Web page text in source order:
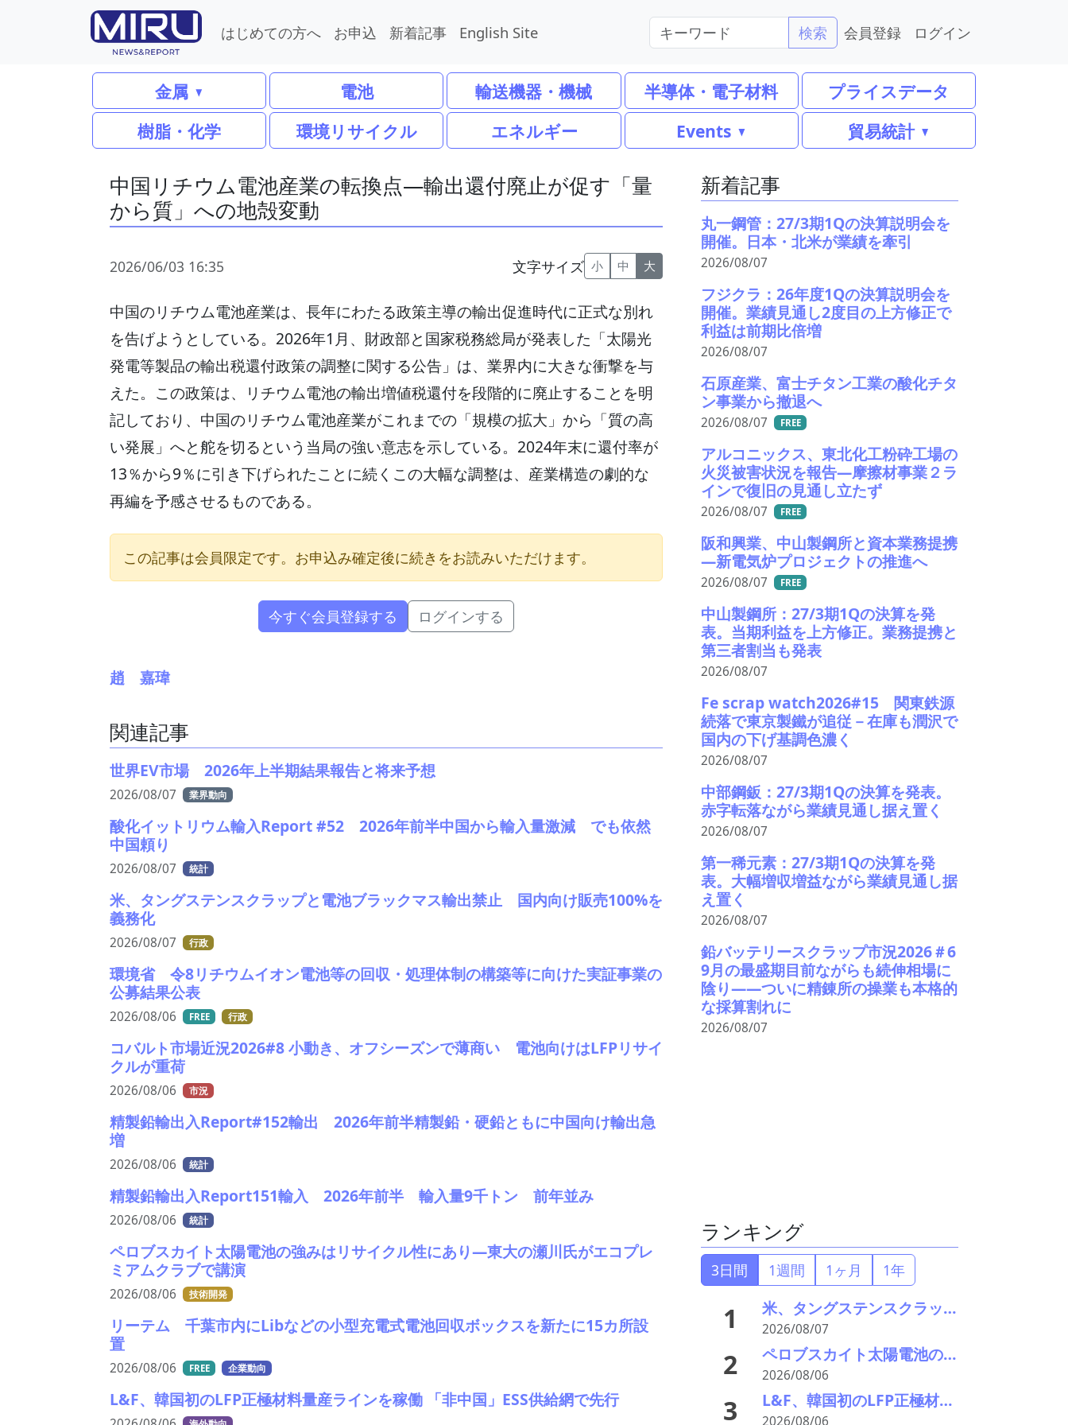
はじめての方へ お申込 新着記事 English Site 検索 会員登録 ログイン
金属 電池 輸送機器・機械 半導体・電子材料
プライスデータ
樹脂・化学
環境リサイクル エネルギー Events 貿易統計
中国リチウム電池産業の転換点―輸出還付廃止が促す「量
から質」への地殻変動
2026/06/03 16:35 文字サイズ 小 中 大
中国のリチウム電池産業は、長年にわたる政策主導の輸出促進時代に正式な別れ
を告げようとしている。2026年1月、財政部と国家税務総局が発表した「太陽光
発電等製品の輸出税還付政策の調整に関する公告」は、業界内に大きな衝撃を与
えた。この政策は、リチウム電池の輸出増値税還付を段階的に廃止することを明
記しており、中国のリチウム電池産業がこれまでの「規模の拡大」から「質の高
い発展」へと舵を切るという当局の強い意志を示している。2024年末に還付率が
13％から9％に引き下げられたことに続くこの大幅な調整は、産業構造の劇的な
再編を予感させるものである。
この記事は会員限定です。お申込み確定後に続きをお読みいただけます。
今すぐ会員登録する ログインする
趙 嘉瑋
関連記事
世界EV市場 2026年上半期結果報告と将来予想
2026/08/07 業界動向
酸化イットリウム輸入Report #52 2026年前半中国から輸入量激減 でも依然
中国頼り
2026/08/07 統計
米、タングステンスクラップと電池ブラックマス輸出禁止 国内向け販売100%を
義務化
2026/08/07 行政
環境省 令8リチウムイオン電池等の回収・処理体制の構築等に向けた実証事業の
公募結果公表
2026/08/06 FREE 行政
コバルト市場近況2026#8 小動き、オフシーズンで薄商い 電池向けはLFPリサイ
クルが重荷
2026/08/06 市況
精製鉛輸出入Report#152輸出 2026年前半精製鉛・硬鉛ともに中国向け輸出急
増
2026/08/06 統計
精製鉛輸出入Report151輸入 2026年前半 輸入量9千トン 前年並み
2026/08/06 統計
ペロブスカイト太陽電池の強みはリサイクル性にあり―東大の瀬川氏がエコプレ
ミアムクラブで講演
2026/08/06 技術開発
リーテム 千葉市内にLibなどの小型充電式電池回収ボックスを新たに15カ所設
置
2026/08/06 FREE 企業動向
L&F、韓国初のLFP正極材料量産ラインを稼働 「非中国」ESS供給網で先行
新着記事
丸一鋼管：27/3期1Qの決算説明会を
開催。日本・北米が業績を牽引
2026/08/07
フジクラ：26年度1Qの決算説明会を
開催。業績見通し2度目の上方修正で
利益は前期比倍増
2026/08/07
石原産業、富士チタン工業の酸化チタ
ン事業から撤退へ
2026/08/07 FREE
アルコニックス、東北化工粉砕工場の
火災被害状況を報告―摩擦材事業２ラ
インで復旧の見通し立たず
2026/08/07 FREE
阪和興業、中山製鋼所と資本業務提携
―新電気炉プロジェクトの推進へ
2026/08/07 FREE
中山製鋼所：27/3期1Qの決算を発
表。当期利益を上方修正。業務提携と
第三者割当も発表
2026/08/07
Fe scrap watch2026#15 関東鉄源
続落で東京製鐵が追従－在庫も潤沢で
国内の下げ基調色濃く
2026/08/07
中部鋼鈑：27/3期1Qの決算を発表。
赤字転落ながら業績見通し据え置く
2026/08/07
第一稀元素：27/3期1Qの決算を発
表。大幅増収増益ながら業績見通し据
え置く
2026/08/07
鉛バッテリースクラップ市況2026＃6
9月の最盛期目前ながらも続伸相場に
陰り――ついに精錬所の操業も本格的
な採算割れに
2026/08/07
ランキング
3日間 1週間 1ヶ月 1年
1 米、タングステンスクラップと電池ブラックマス輸出禁止 国内向け販売100%を義務化
2026/08/07
2 ペロブスカイト太陽電池の強みはリサイクル性にあり―東大の瀬川氏がエコプレミアムクラブで講演
2026/08/06
3 L&F、韓国初のLFP正極材料量産ラインを稼働 「非中国」ESS供給網で先行
2026/08/06